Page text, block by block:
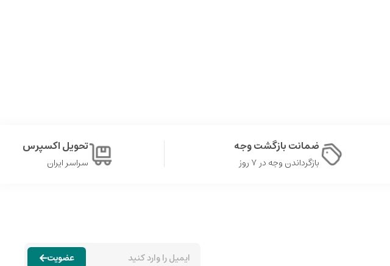
ضمانت بازگشت وجه
بازگرداندن وجه در ۷ روز
تحویل اکسپرس
سراسر ایران
عضویت